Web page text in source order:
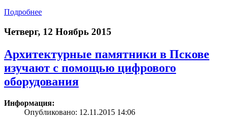
Подробнее
Четверг, 12 Ноябрь 2015
Архитектурные памятники в Пскове
изучают с помощью цифрового
оборудования
Информация:
Опубликовано: 12.11.2015 14:06